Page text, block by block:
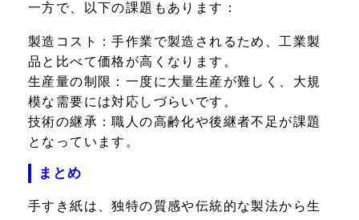
一方で、以下の課題もあります：
製造コスト：手作業で製造されるため、工業製
品と比べて価格が高くなります。
生産量の制限： 一度に大量生産が難しく、大規
模な需要には対応しづらいです。
技術の継承：職人の高齢化や後継者不足が課題
となっています。
まとめ
手すき紙は、独特の質感や伝統的な製法から生